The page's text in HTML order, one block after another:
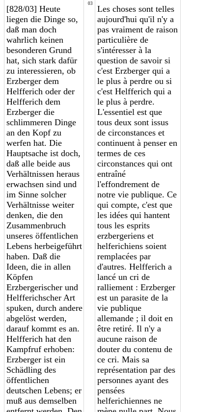
[828/03] Heute
liegen die Dinge so,
daß man doch
wahrlich keinen
besonderen Grund
hat, sich stark dafür
zu interessieren, ob
Erzberger dem
Helfferich oder der
Helfferich dem
Erzberger die
schlimmeren Dinge
an den Kopf zu
werfen hat. Die
Hauptsache ist doch,
daß alle beide aus
Verhältnissen heraus
erwachsen sind und
im Sinne solcher
Verhältnisse weiter
denken, die den
Zusammenbruch
unseres öffentlichen
Lebens herbeigeführt
haben. Daß die
Ideen, die in allen
Köpfen
Erzbergerischer und
Helfferichscher Art
spuken, durch andere
abgelöst werden,
darauf kommt es an.
Helfferich hat den
Kampfruf erhoben:
Erzberger ist ein
Schädling des
öffentlichen
deutschen Lebens; er
muß aus demselben
03
Les choses sont telles
aujourd'hui qu'il n'y a
pas vraiment de raison
particulière de
s'intéresser à la
question de savoir si
c'est Erzberger qui a
le plus à perdre ou si
c'est Helfferich qui a
le plus à perdre.
L'essentiel est que
tous deux sont issus
de circonstances et
continuent à penser en
termes de ces
circonstances qui ont
entraîné
l'effondrement de
notre vie publique. Ce
qui compte, c'est que
les idées qui hantent
tous les esprits
erzbergeriens et
helferichiens soient
remplacées par
d'autres. Helfferich a
lancé un cri de
ralliement : Erzberger
est un parasite de la
vie publique
allemande ; il doit en
être retiré. Il n'y a
aucune raison de
douter du contenu de
ce cri. Mais sa
représentation par des
personnes ayant des
pensées
helferichiennes ne